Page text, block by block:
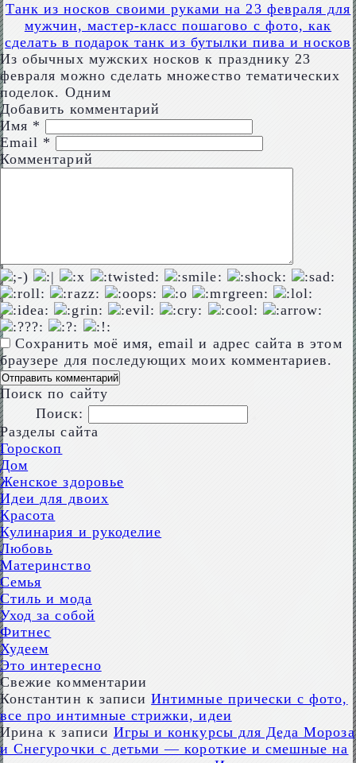
Танк из носков своими руками на 23 февраля для
мужчин, мастер-класс пошагово с фото, как
сделать в подарок танк из бутылки пива и носков
Из обычных мужских носков к празднику 23
февраля можно сделать множество тематических
поделок. Одним
Добавить комментарий
Имя *
Email *
Комментарий
Сохранить моё имя, email и адрес сайта в этом
браузере для последующих моих комментариев.
Поиск по сайту
Поиск:
Разделы сайта
Гороскоп
Дом
Женское здоровье
Идеи для двоих
Красота
Кулинария и рукоделие
Любовь
Материнство
Семья
Стиль и мода
Уход за собой
Фитнес
Худеем
Это интересно
Свежие комментарии
Константин к записиИнтимные прически с фото,
все про интимные стрижки, идеи
Ирина к записи Игры и конкурсы для Деда Мороза
и Снегурочки с детьми — короткие и смешные на